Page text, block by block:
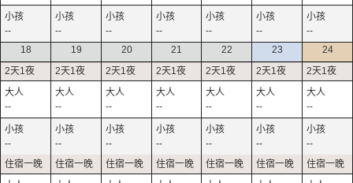
-- -- -- -- -- --
--
18
--
--
19
--
--
20
--
--
21
--
--
22
--
--
23
--
--
24
--
--